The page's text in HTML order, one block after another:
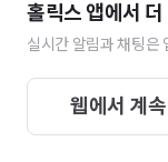
프로 N잡러로 거듭
자인을 토대로 다양
다양한 디자인을
인을 경험하기도 하
홀릭스 앱에서 더
실시간 알림과 채팅은
웹에서 계속